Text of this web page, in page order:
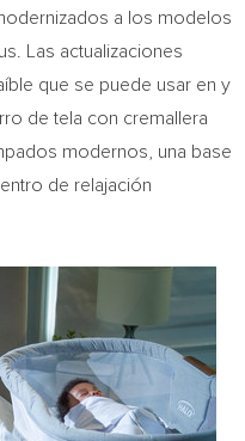
a los modelos
Las actualizaciones
que se puede usar en y
de tela con cremallera
modernos, una base
de relajación